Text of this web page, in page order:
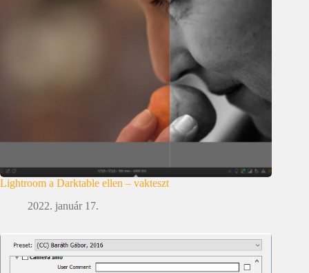
Lightroom a Darktable ellen – vakteszt
2022. január 17.